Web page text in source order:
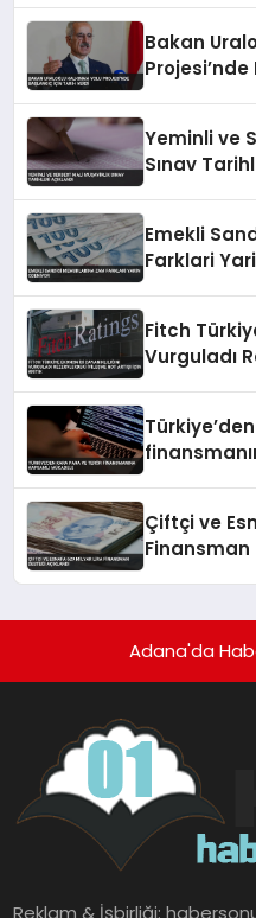
Bakan
Yeminli ve
Sınav
Emekli
Farklari
Fitch
Vurguladı
Çiftçi ve
Finansman
Adana'da
Reklam & İşbirliği: